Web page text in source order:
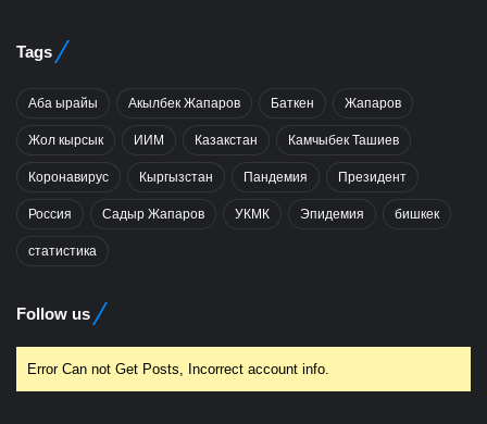
Tags
Аба ырайы Акылбек Жапаров Баткен Жапаров
Жол кырсык ИИМ Казакстан Камчыбек Ташиев
Коронавирус Кыргызстан Пандемия Президент
Россия Садыр Жапаров УКМК Эпидемия бишкек
статистика
Follow us
Error Can not Get Posts, Incorrect account info.